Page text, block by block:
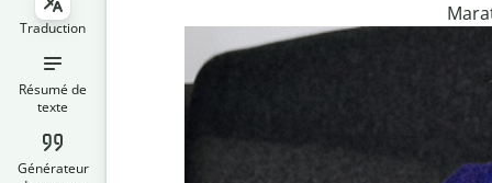
Traduction
Résumé de
texte
Générateur